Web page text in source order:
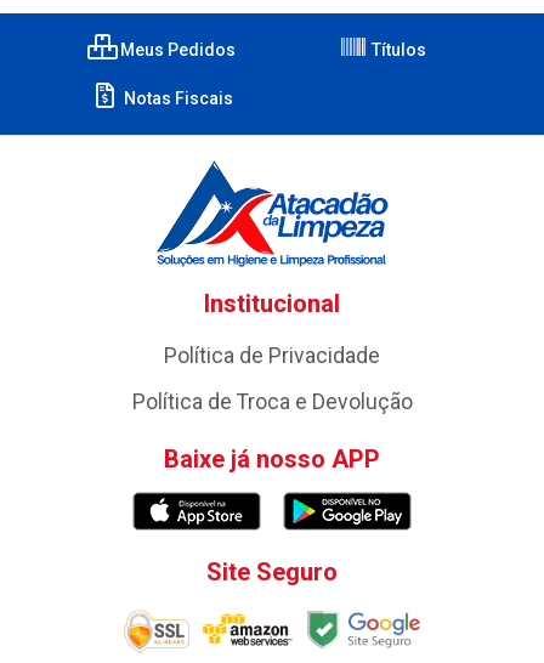
Meus Pedidos Títulos
Notas Fiscais
Institucional
Política de Privacidade
Política de Troca e Devolução
Baixe já nosso APP
Site Seguro